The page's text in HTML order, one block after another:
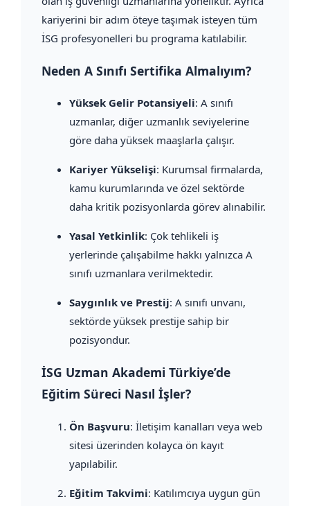
kariyerini bir adım öteye taşımak isteyen tüm
İSG profesyonelleri bu programa katılabilir.
Neden A Sınıfı Sertifika Almalıyım?
Yüksek Gelir Potansiyeli: A sınıfı
uzmanlar, diğer uzmanlık seviyelerine
göre daha yüksek maaşlarla çalışır.
Kariyer Yükselişi: Kurumsal firmalarda,
kamu kurumlarında ve özel sektörde
daha kritik pozisyonlarda görev alınabilir.
Yasal Yetkinlik: Çok tehlikeli iş
yerlerinde çalışabilme hakkı yalnızca A
sınıfı uzmanlara verilmektedir.
Saygınlık ve Prestij: A sınıfı unvanı,
sektörde yüksek prestije sahip bir
pozisyondur.
İSG Uzman Akademi Türkiye’de
Eğitim Süreci Nasıl İşler?
Ön Başvuru: İletişim kanalları veya web
sitesi üzerinden kolayca ön kayıt
yapılabilir.
Eğitim Takvimi: Katılımcıya uygun gün